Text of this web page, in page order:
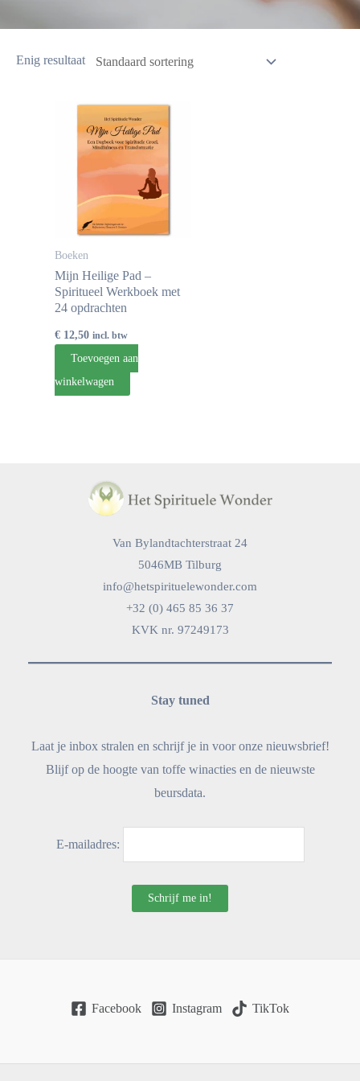
Enig resultaat
Boeken
Mijn Heilige Pad –
Spiritueel Werkboek met
24 opdrachten
€ 12,50 incl. btw
Toevoegen aan
winkelwagen
Van Bylandtachterstraat 24
5046MB Tilburg
info@hetspirituelewonder.com
+32 (0) 465 85 36 37
KVK nr. 97249173
Stay tuned
Laat je inbox stralen en schrijf je in voor onze nieuwsbrief!
Blijf op de hoogte van toffe winacties en de nieuwste
beursdata.
E-mailadres:
Facebook Instagram TikTok